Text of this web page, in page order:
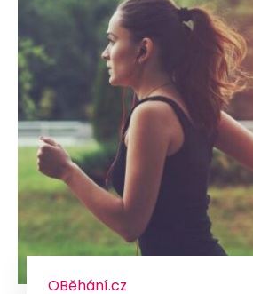
OBěhání.cz